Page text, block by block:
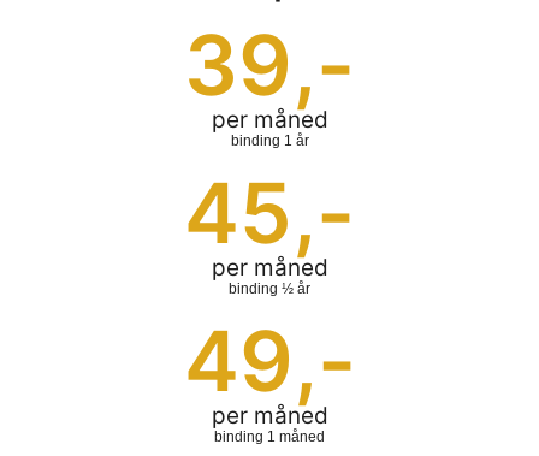
per måned
39,-
binding 1 år
per måned
45,-
binding ½ år
per måned
49,-
binding 1 måned